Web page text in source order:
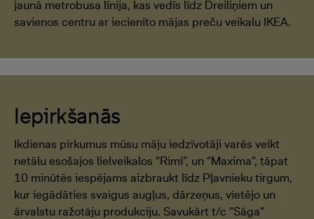
jaunā metrobusa līnija, kas vedīs līdz Dreiliņiem un
savienos centru ar iecienīto mājas preču veikalu IKEA.
Iepirkšanās
Ikdienas pirkumus mūsu māju iedzīvotāji varēs veikt
netālu esošajos lielveikalos “Rimi”, un “Maxima”, tāpat
10 minūtēs iespējams aizbraukt līdz Pļavnieku tirgum,
kur iegādāties svaigus augļus, dārzeņus, vietējo un
ārvalstu ražotāju produkciju. Savukārt t/c “Sāga”